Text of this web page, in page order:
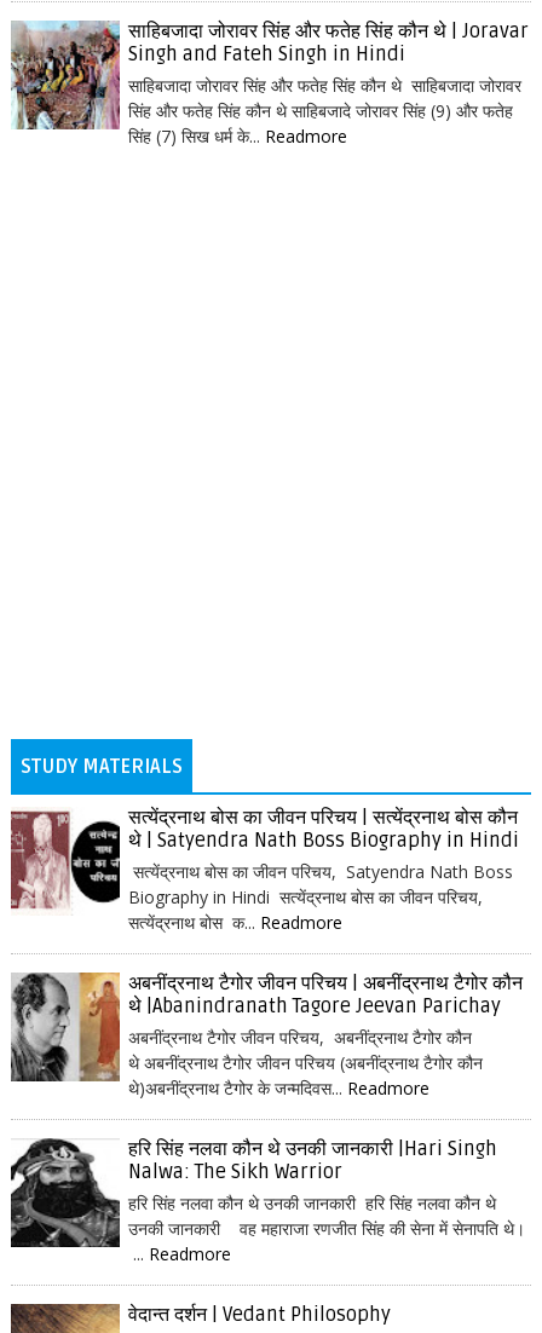
साहिबजादा जोरावर सिंह और फतेह सिंह कौन थे | Joravar
Singh and Fateh Singh in Hindi
साहिबजादा जोरावर सिंह और फतेह सिंह कौन थे साहिबजादा जोरावर
सिंह और फतेह सिंह कौन थे साहिबजादे जोरावर सिंह (9) और फतेह
सिंह (7) सिख धर्म के... Readmore
STUDY MATERIALS
सत्येंद्रनाथ बोस का जीवन परिचय | सत्येंद्रनाथ बोस कौन
थे | Satyendra Nath Boss Biography in Hindi
सत्येंद्रनाथ बोस का जीवन परिचय, Satyendra Nath Boss
Biography in Hindi सत्येंद्रनाथ बोस का जीवन परिचय,
सत्येंद्रनाथ बोस क... Readmore
अबनींद्रनाथ टैगोर जीवन परिचय | अबनींद्रनाथ टैगोर कौन
थे |Abanindranath Tagore Jeevan Parichay
अबनींद्रनाथ टैगोर जीवन परिचय, अबनींद्रनाथ टैगोर कौन
थे अबनींद्रनाथ टैगोर जीवन परिचय (अबनींद्रनाथ टैगोर कौन
थे)अबनींद्रनाथ टैगोर के जन्मदिवस... Readmore
हरि सिंह नलवा कौन थे उनकी जानकारी |Hari Singh
Nalwa: The Sikh Warrior
हरि सिंह नलवा कौन थे उनकी जानकारी हरि सिंह नलवा कौन थे
उनकी जानकारी वह महाराजा रणजीत सिंह की सेना में सेनापति थे।
... Readmore
वेदान्त दर्शन | Vedant Philosophy